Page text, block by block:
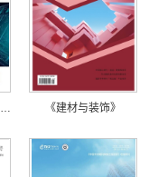
《智能建筑与工程机械》 《建材与装饰》